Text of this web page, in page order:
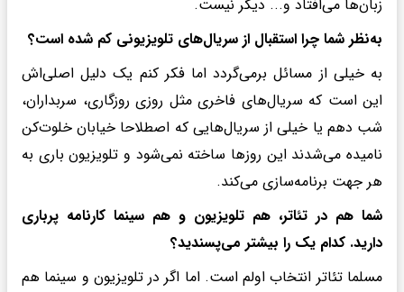
زبان‌ها می‌افتاد و... دیگر نیست.
به‌نظر شما چرا استقبال از سریال‌های تلویزیونی کم شده است؟
به خیلی از مسائل برمی‌گردد اما فکر کنم یک دلیل اصلی‌اش
این است که سریال‌های فاخری مثل روزی روزگاری، سربداران،
شب دهم یا خیلی از سریال‌هایی که اصطلاحا خیابان خلوت‌کن
نامیده می‌شدند این روزها ساخته نمی‌شود و تلویزیون باری به
هر جهت برنامه‌سازی می‌کند.
شما هم در تئاتر، هم تلویزیون و هم سینما کارنامه پرباری
دارید. کدام یک را بیشتر می‌پسندید؟
مسلما تئاتر انتخاب اولم است. اما اگر در تلویزیون و سینما هم